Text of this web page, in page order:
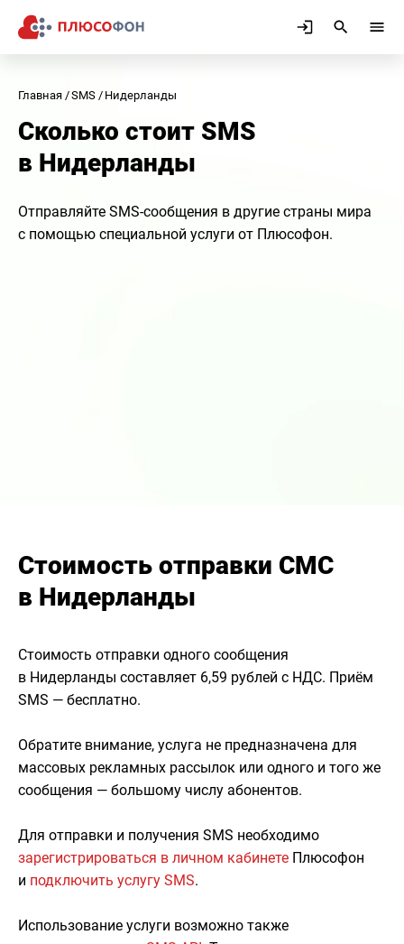
Главная SMS Нидерланды
Сколько стоит SMS
в Нидерланды
Отправляйте SMS-сообщения в другие страны мира
с помощью специальной услуги от Плюсофон.
Стоимость отправки СМС
в Нидерланды
Стоимость отправки одного сообщения
в Нидерланды составляет 6,59 рублей с НДС. Приём
SMS — бесплатно.
Обратите внимание, услуга не предназначена для
массовых рекламных рассылок или одного и того же
сообщения — большому числу абонентов.
Для отправки и получения SMS необходимо
зарегистрироваться в личном кабинете Плюсофон
и подключить услугу SMS.
Использование услуги возможно также